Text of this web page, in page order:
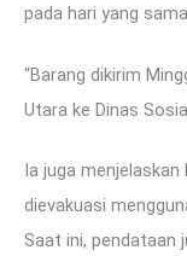
pada hari yang
“Barang dikirim
Utara ke Dinas
Ia juga
dievakuasi
Saat ini, pendataan